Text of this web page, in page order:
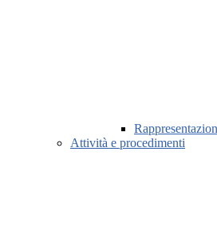
Attività e procedimenti